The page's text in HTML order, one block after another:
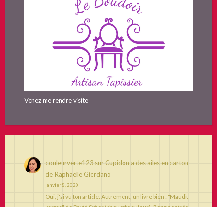
Venez me rendre visite
couleurverte123 sur Cupidon a des ailes en carton
de Raphaëlle Giordano
janvier 8, 2020
Oui, j'ai vu ton article. Autrement, un livre bien : "Maudit